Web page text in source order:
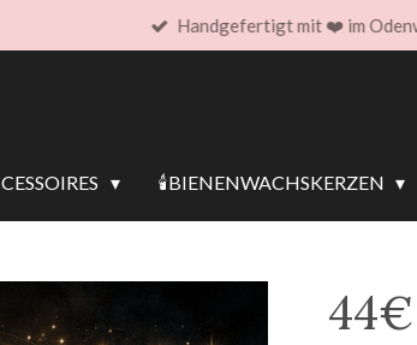
Handgefertigt mit ❤️ im
🕯️BIENENWACHSKERZEN